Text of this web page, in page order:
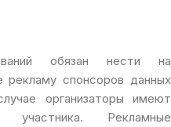
обязан нести на
рекламу спонсоров данных
организаторы имеют
участника. Рекламные